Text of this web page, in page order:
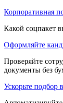
Корпоративная
Какой соцпакет
Оформляйте
Проверяйте
документы без
Ускорьте подбор